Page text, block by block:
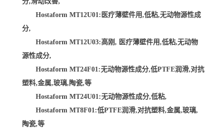
Hostaform MT12U01:医疗薄壁件用,低粘,无动物源性成
分,
Hostaform MT12U03:高刚, 医疗薄壁件用,低粘,无动物
源性成分,
Hostaform MT24F01:无动物源性成分,低PTFE润滑,对抗
塑料,金属,玻璃,陶瓷,等
Hostaform MT24U01:无动物源性成分,低粘,
Hostaform MT8F01:低PTFE润滑,对抗塑料,金属,玻璃,
陶瓷,等